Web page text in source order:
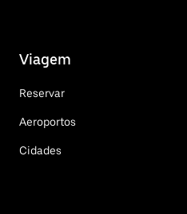
Viagem
Reservar
Aeroportos
Cidades